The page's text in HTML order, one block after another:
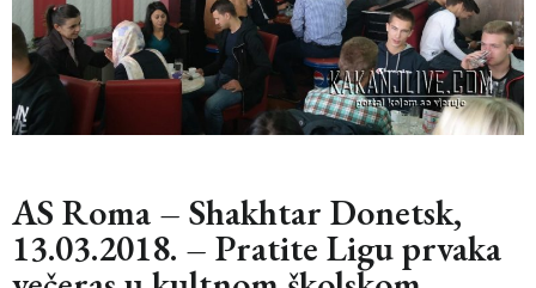
AS Roma – Shakhtar Donetsk,
13.03.2018. – Pratite Ligu prvaka